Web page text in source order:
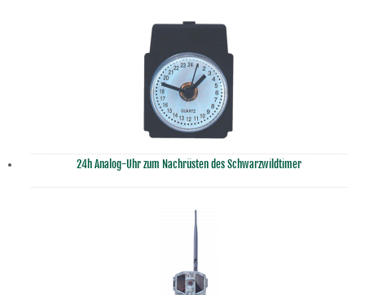
24h Analog-Uhr zum Nachrüsten des Schwarzwildtimer